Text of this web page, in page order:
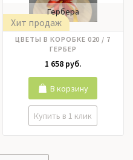
Гербера
Хит продаж
ЦВЕТЫ В КОРОБКЕ 020 / 7
ГЕРБЕР
1 658 руб.
Купить в 1 клик
В корзину